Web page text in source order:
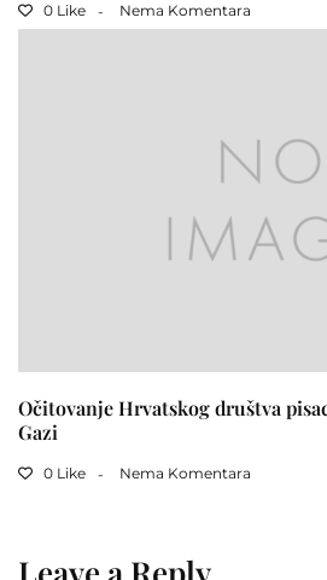
0 Like Nema Komentara
Očitovanje Hrvatskog društva
Gazi
0 Like Nema Komentara